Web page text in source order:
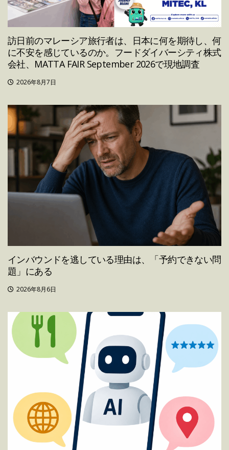
訪日前のマレーシア旅行者は、日本に何を期待し、何
に不安を感じているのか。フードダイバーシティ株式
会社、MATTA FAIR September 2026で現地調査
2026年8月7日
インバウンドを逃している理由は、「予約できない問
題」にある
2026年8月6日